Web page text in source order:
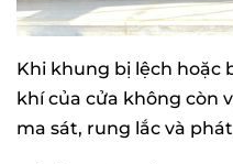
Khi khung bị lệch hoặc
khí của cửa không còn
ma sát, rung lắc và